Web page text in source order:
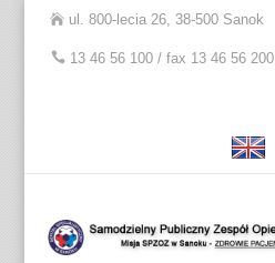
ul. 800-lecia 26, 38-500 Sanok
13 46 56 100 / fax 13 46 56 200